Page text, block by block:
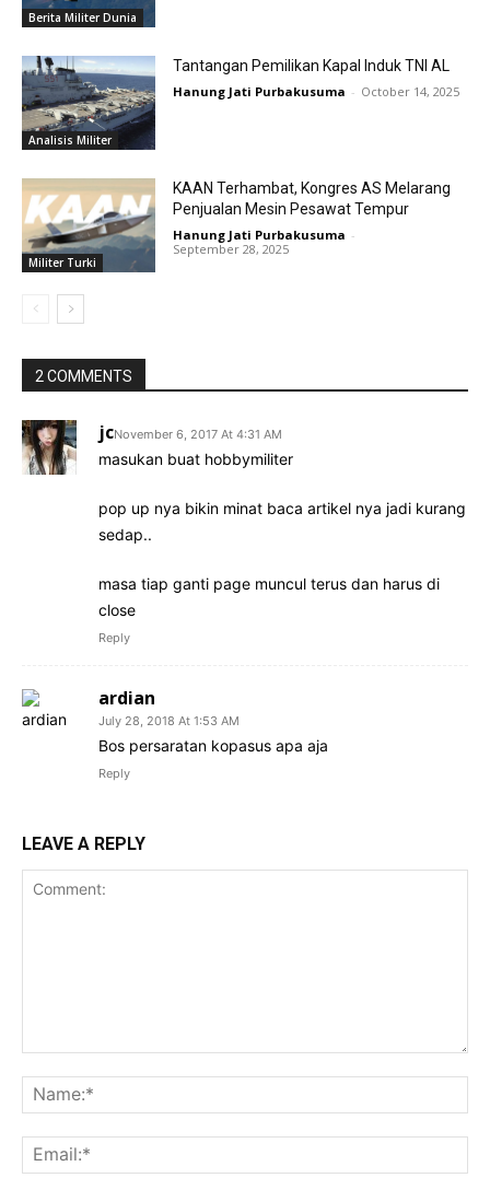
Berita Militer Dunia
Analisis Militer
Tantangan Pemilikan Kapal Induk TNI AL
Hanung Jati Purbakusuma - October 14, 2025
Militer Turki
KAAN Terhambat, Kongres AS Melarang
Penjualan Mesin Pesawat Tempur
Hanung Jati Purbakusuma -
September 28, 2025
2 COMMENTS
jcNovember 6, 2017 At 4:31 AM
masukan buat hobbymiliter
pop up nya bikin minat baca artikel nya jadi kurang
sedap..
masa tiap ganti page muncul terus dan harus di
close
Reply
ardian
July 28, 2018 At 1:53 AM
Bos persaratan kopasus apa aja
Reply
LEAVE A REPLY